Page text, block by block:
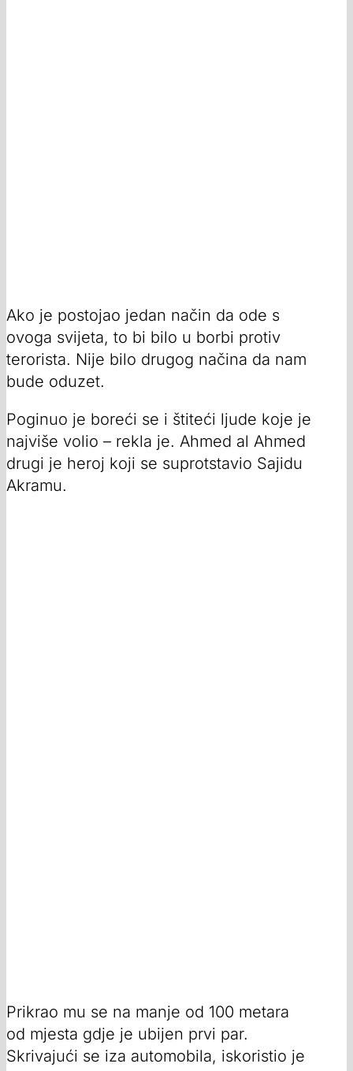
Ako je postojao jedan način da ode s
ovoga svijeta, to bi bilo u borbi protiv
terorista. Nije bilo drugog načina da nam
bude oduzet.
Poginuo je boreći se i štiteći ljude koje je
najviše volio – rekla je. Ahmed al Ahmed
drugi je heroj koji se suprotstavio Sajidu
Akramu.
Prikrao mu se na manje od 100 metara
od mjesta gdje je ubijen prvi par.
Skrivajući se iza automobila, iskoristio je